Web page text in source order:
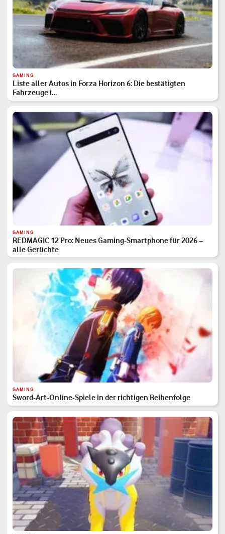
GAMING
Liste aller Autos in Forza Horizon 6: Die bestätigten
Fahrzeuge i…
GAMING
REDMAGIC 12 Pro: Neues Gaming-Smartphone für 2026 –
alle Gerüchte
GAMING
Sword-Art-Online-Spiele in der richtigen Reihenfolge